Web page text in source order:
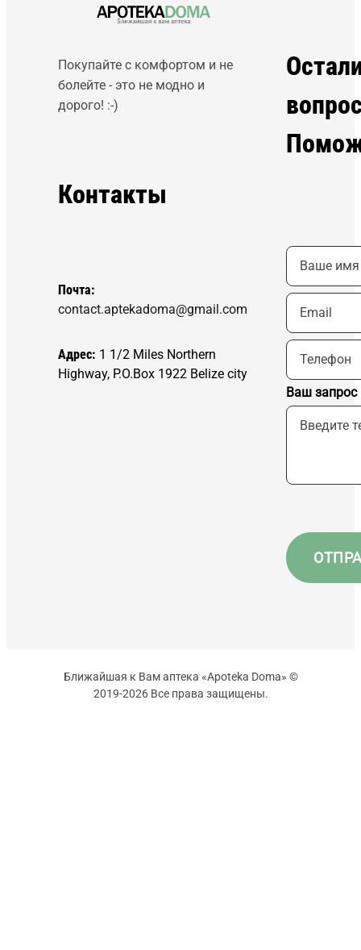
Покупайте с комфортом и не
болейте - это не модно и
дорого! :-)
Контакты
Почта:
contact.aptekadoma@gmail.com
Адрес: 1 1/2 Miles Northern
Highway, P.O.Box 1922 Belize city
Ваш запрос
Ближайшая к Вам аптека «Apoteka Doma» ©
2019-2026 Все права защищены.